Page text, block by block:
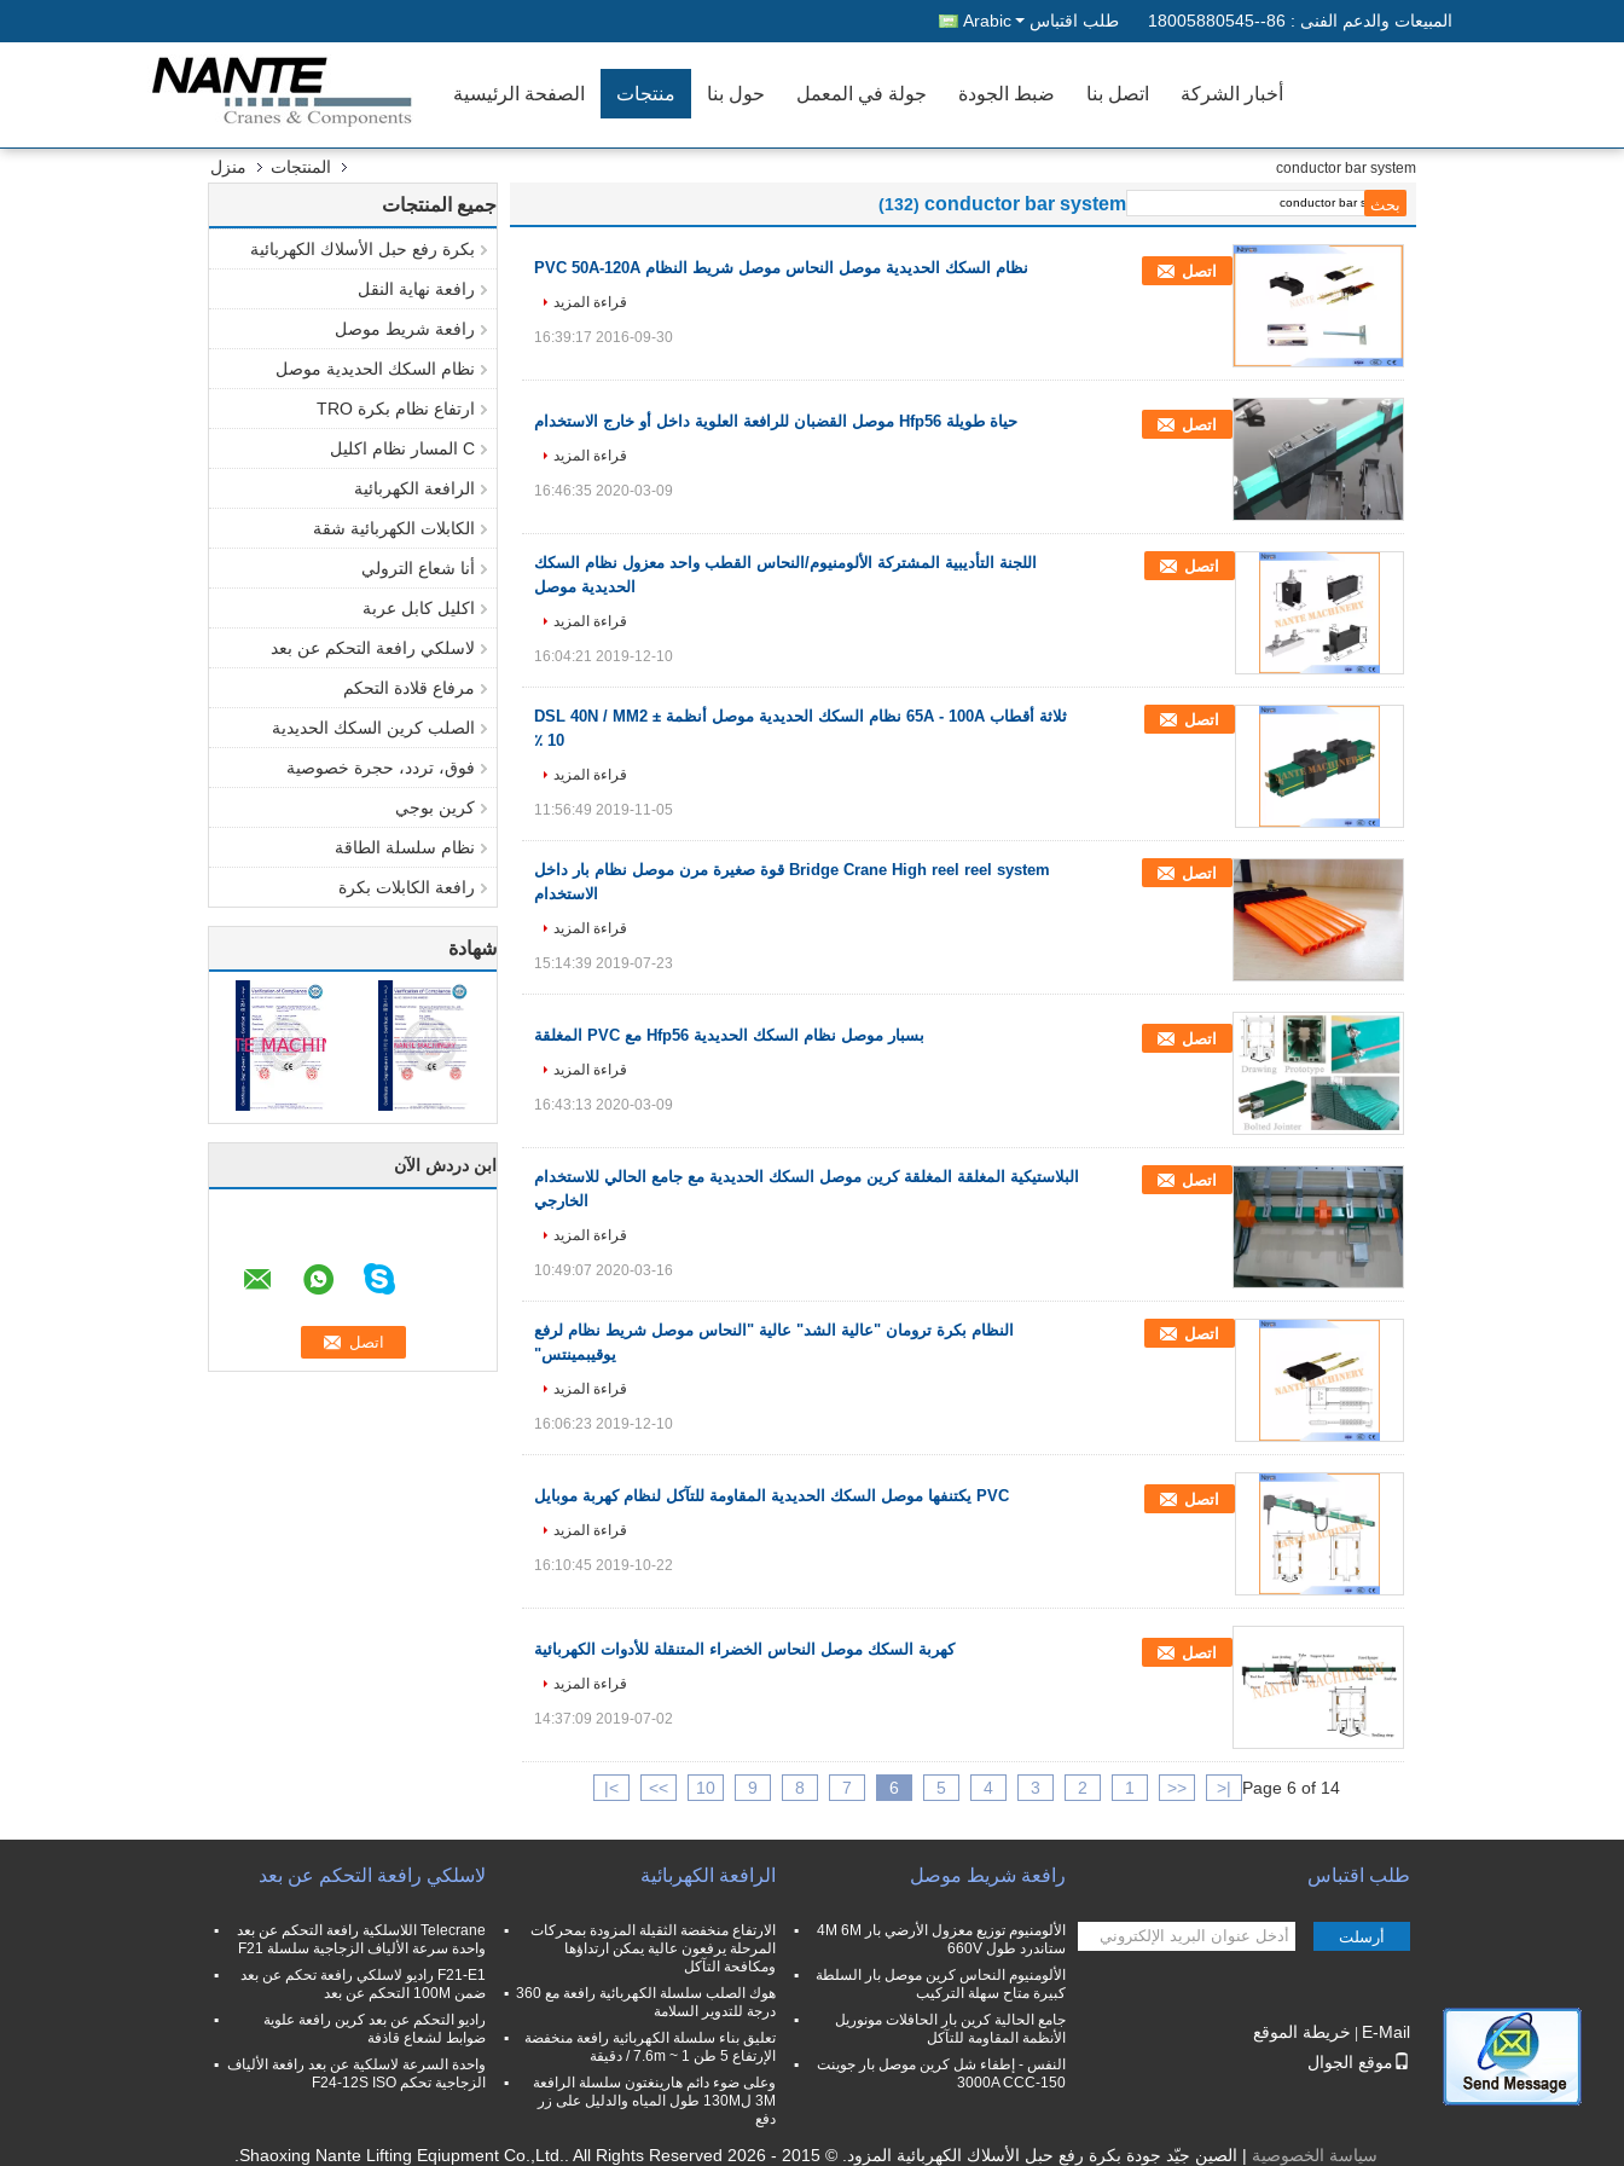
المبيعات والدعم الفنى : 86--18005880545 طلب اقتباس Arabic
الصفحة الرئيسية منتجات حول بنا جولة في المعمل ضبط الجودة اتصل بنا أخبار الشركة
منزل المنتجات conductor bar system
جميع المنتجات
بكرة رفع حبل الأسلاك الكهربائية
رافعة نهاية النقل
رافعة شريط موصل
نظام السكك الحديدية موصل
ارتفاع نظام بكرة TRO
C المسار نظام اكليل
الرافعة الكهربائية
الكابلات الكهربائية شقة
أنا شعاع الترولي
اكليل كابل عربة
لاسلكي رافعة التحكم عن بعد
مرفاع قلادة التحكم
الصلب كرين السكك الحديدية
فوق، تردد، حجرة خصوصية
كرين بوجي
نظام سلسلة الطاقة
رافعة الكابلات بكرة
شهادة
ابن دردش الآن
conductor bar system
(132)
نظام السكك الحديدية موصل النحاس موصل شريط النظام PVC 50A-120A اتصل
قراءة المزيد
2016-09-30 16:39:17
حياة طويلة Hfp56 موصل القضبان للرافعة العلوية داخل أو خارج الاستخدام اتصل
قراءة المزيد
2020-03-09 16:46:35
اللجنة التأديبية المشتركة الألومنيوم/النحاس القطب واحد معزول نظام السكك
الحديدية موصل
اتصل
قراءة المزيد
2019-12-10 16:04:21
ثلاثة أقطاب 65A - 100A نظام السكك الحديدية موصل أنظمة DSL 40N / MM2 ±
10 ٪
اتصل
قراءة المزيد
2019-11-05 11:56:49
Bridge Crane High reel reel system قوة صغيرة مرن موصل نظام بار داخل
الاستخدام
اتصل
قراءة المزيد
2019-07-23 15:14:39
بسبار موصل نظام السكك الحديدية Hfp56 مع PVC المغلقة اتصل
قراءة المزيد
2020-03-09 16:43:13
البلاستيكية المغلقة المغلقة كرين موصل السكك الحديدية مع جامع الحالي للاستخدام
الخارجي
اتصل
قراءة المزيد
2020-03-16 10:49:07
النظام بكرة ترومان "عالية الشد" عالية "النحاس موصل شريط نظام لرفع
يوقيبمينتس"
اتصل
قراءة المزيد
2019-12-10 16:06:23
PVC يكتنفها موصل السكك الحديدية المقاومة للتآكل لنظام كهربة موبايل اتصل
قراءة المزيد
2019-10-22 16:10:45
كهربة السكك موصل النحاس الخضراء المتنقلة للأدوات الكهربائية اتصل
قراءة المزيد
2019-07-02 14:37:09
Page 6 of 14
|<
<<
1
2
3
4
5
6
7
8
9
10
>>
>|
لاسلكي رافعة التحكم عن بعد
Telecrane اللاسلكية رافعة التحكم عن بعد
واحدة سرعة الألياف الزجاجية سلسلة F21
F21-E1 راديو لاسلكي رافعة تحكم عن بعد
ضمن 100M التحكم عن بعد
راديو التحكم عن بعد كرين رافعة علوية
ضوابط لشعاع قاذفة
واحدة السرعة لاسلكية عن بعد رافعة الألياف
الزجاجية تحكم F24-12S ISO
الرافعة الكهربائية
الارتفاع منخفضة الثقيلة المزودة بمحركات
المرحلة يرفعون عالية يمكن ارتداؤها
ومكافحة التآكل
هوك الصلب سلسلة الكهربائية رافعة مع 360
درجة للتدوير السلامة
تعليق بناء سلسلة الكهربائية رافعة منخفضة
الإرتفاع 5 طن 1 ~ 7.6m / دقيقة
وعلى ضوء دائم هارينغتون سلسلة الرافعة
3M ل130M طول المياه والدليل على زر
دفع
رافعة شريط موصل
الألومنيوم توزيع معزول الأرضي بار 4M 6M
ستاندرد طول 660V
الألومنيوم النحاس كرين موصل بار السلطة
كبيرة متاح سهلة التركيب
جامع الحالية كرين بار الحافلات مونوريل
الأنظمة المقاومة للتآكل
النفس - إطفاء شل كرين موصل بار جوينت
150-3000A CCC
طلب اقتباس
أرسلت
E-Mail
خريطة الموقع
موقع الجوال
سياسة الخصوصية | الصين جيّد جودة بكرة رفع حبل الأسلاك الكهربائية المزود. © 2015 - 2026 Shaoxing Nante Lifting Eqiupment Co.,Ltd.. All Rights Reserved.